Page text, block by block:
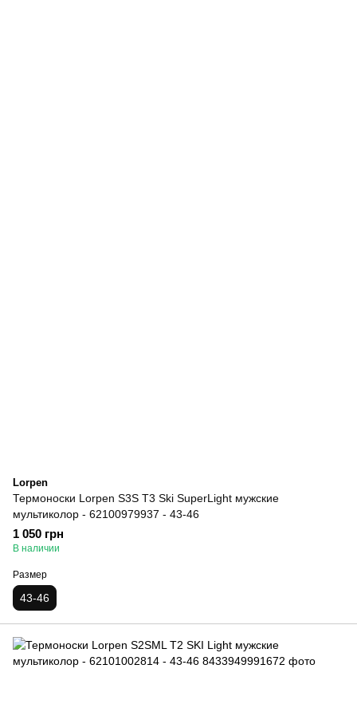
Lorpen
Термоноски Lorpen S3S T3 Ski SuperLight мужские
мультиколор - 62100979937 - 43-46
1 050 грн
В наличии
Размер
43-46